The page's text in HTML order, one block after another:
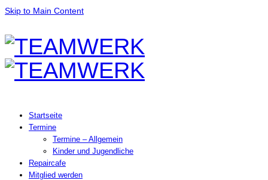
Skip to Main Content
Startseite
Termine
Termine – Allgemein
Kinder und Jugendliche
Repaircafe
Mitglied werden